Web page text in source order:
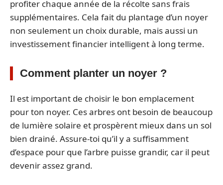
profiter chaque année de la récolte sans frais
supplémentaires. Cela fait du plantage d’un noyer
non seulement un choix durable, mais aussi un
investissement financier intelligent à long terme.
Comment planter un noyer ?
Il est important de choisir le bon emplacement
pour ton noyer. Ces arbres ont besoin de beaucoup
de lumière solaire et prospèrent mieux dans un sol
bien drainé. Assure-toi qu’il y a suffisamment
d’espace pour que l’arbre puisse grandir, car il peut
devenir assez grand.